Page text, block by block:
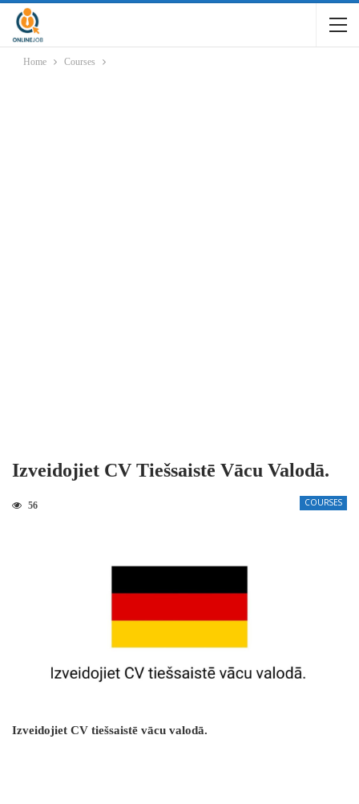
Home Courses
Izveidojiet CV Tiešsaistē Vācu Valodā.
COURSES
56
Izveidojiet CV tiešsaistē vācu valodā.